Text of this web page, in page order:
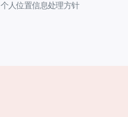
个人位置信息处理方针